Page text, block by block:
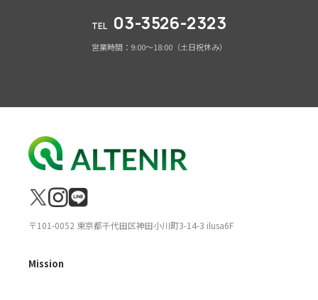
TEL 03-3526-2323
営業時間：9:00～18:00（土日祝休み）
〒101-0052 東京都千代田区神田小川町3-14-3 ilusa6F
Mission